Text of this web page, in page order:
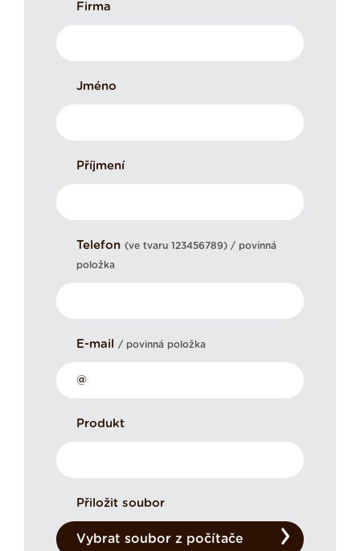
Firma
Jméno
Příjmení
Telefon (ve tvaru 123456789) / povinná
položka
E-mail / povinná položka
Produkt
Přiložit soubor
Vybrat soubor z počítače